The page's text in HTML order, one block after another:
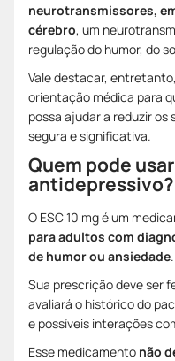
neurotransmissores,
cérebro, um
regulação do humor, do
Vale destacar,
orientação médica para
possa ajudar a reduzir
segura e significativa.
Quem pode
antidepressivo?
O ESC 10 mg é um
para adultos com
de humor ou ansiedade.
Sua prescrição deve ser
avaliará o histórico do
e possíveis interações
Esse medicamento não